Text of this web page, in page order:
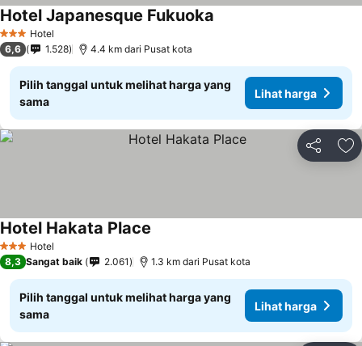
3 BintangHotel
Hotel Japanesque Fukuoka
6,6 1.528 4.4 km dari Pusat kota
Pilih tanggal untuk melihat harga yang
sama
Lihat harga
Bagikan
3 BintangHotel
Hotel Hakata Place
8,3 Sangat baik 2.061 1.3 km dari Pusat kota
Pilih tanggal untuk melihat harga yang
sama
Lihat harga